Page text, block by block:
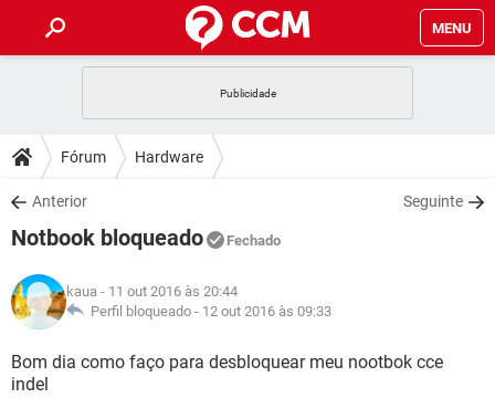
MENU
CELULAR
OUTLOOK
INSTAGRAM GMAIL
GUIA DE COMPRAS
DICAS
JOGOS
INSTAGRAM
GUIA DE COMPRAS
DOWNLOADS
JOGOS WHATSAPP
CELULAR
OUTLOOK EXCEL
INSTAGRAM
GUIA DE COMPRAS
JOGOS
CELULAR
OUTLOOK EXCEL
GLOSSÁRIO
JOGOS
CELULAR
Fórum Hardware
Anterior Seguinte
Notbook bloqueado Fechado
kaua - 11 out 2016 às 20:44
Perfil bloqueado - 12 out 2016 às 09:33
Bom dia como faço para desbloquear meu nootbok cce
indel